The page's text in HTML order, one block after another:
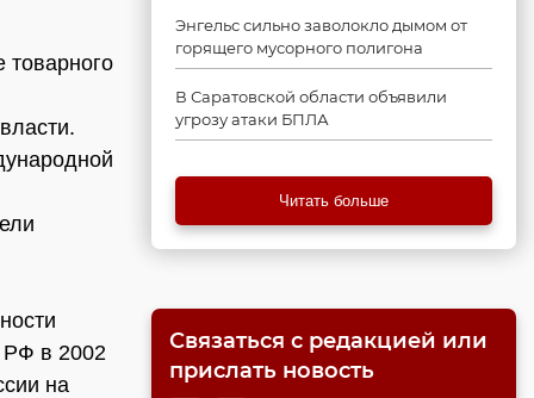
товарного
РФ в 2002
на
Энгельс сильно заволокло дымом от
горящего мусорного полигона
В Саратовской области объявили
угрозу атаки БПЛА
Читать больше
Связаться с редакцией или
прислать новость